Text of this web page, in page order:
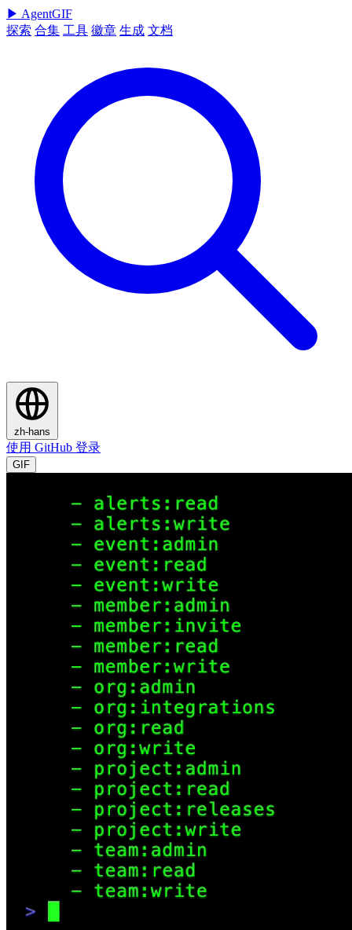
▶ AgentGIF
探索 合集 工具 徽章 生成 文档
zh-hans
使用 GitHub 登录
GIF